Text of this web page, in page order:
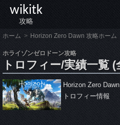
wikitk
攻略
ホーム Horizon Zero Dawn 攻略ホーム
ホライゾンゼロドーン攻略
トロフィー/実績一覧 (
Horizon Zero Dawn
トロフィー情報